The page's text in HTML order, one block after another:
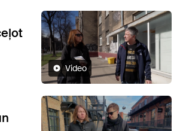
Video